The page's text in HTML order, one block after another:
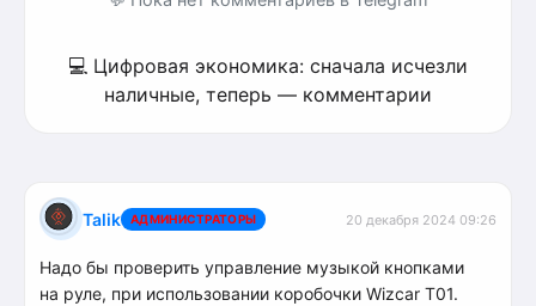
💻 Цифровая экономика: сначала исчезли
наличные, теперь — комментарии
Talik АДМИНИСТРАТОРЫ 20 декабря 2024 09:26
Надо бы проверить управление музыкой кнопками
на руле, при использовании коробочки Wizcar T01.